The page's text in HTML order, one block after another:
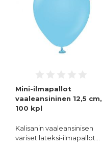
Mini-ilmapallot
vaaleansininen 12,5 cm,
100 kpl
Kalisanin vaaleansinisen
väriset lateksi-ilmapallot…